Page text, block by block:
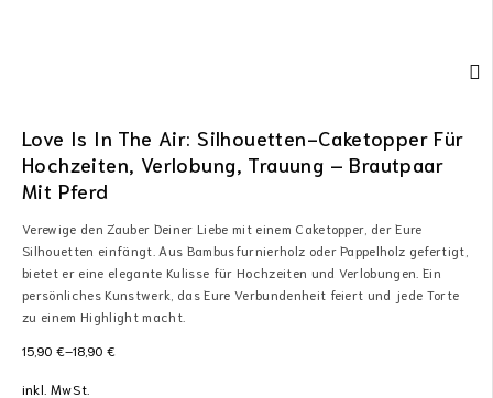
Love Is In The Air: Silhouetten-Caketopper Für
Hochzeiten, Verlobung, Trauung – Brautpaar
Mit Pferd
Verewige den Zauber Deiner Liebe mit einem Caketopper, der Eure
Silhouetten einfängt. Aus Bambusfurnierholz oder Pappelholz gefertigt,
bietet er eine elegante Kulisse für Hochzeiten und Verlobungen. Ein
persönliches Kunstwerk, das Eure Verbundenheit feiert und jede Torte
zu einem Highlight macht.
15,90 €–18,90 €
inkl. MwSt.